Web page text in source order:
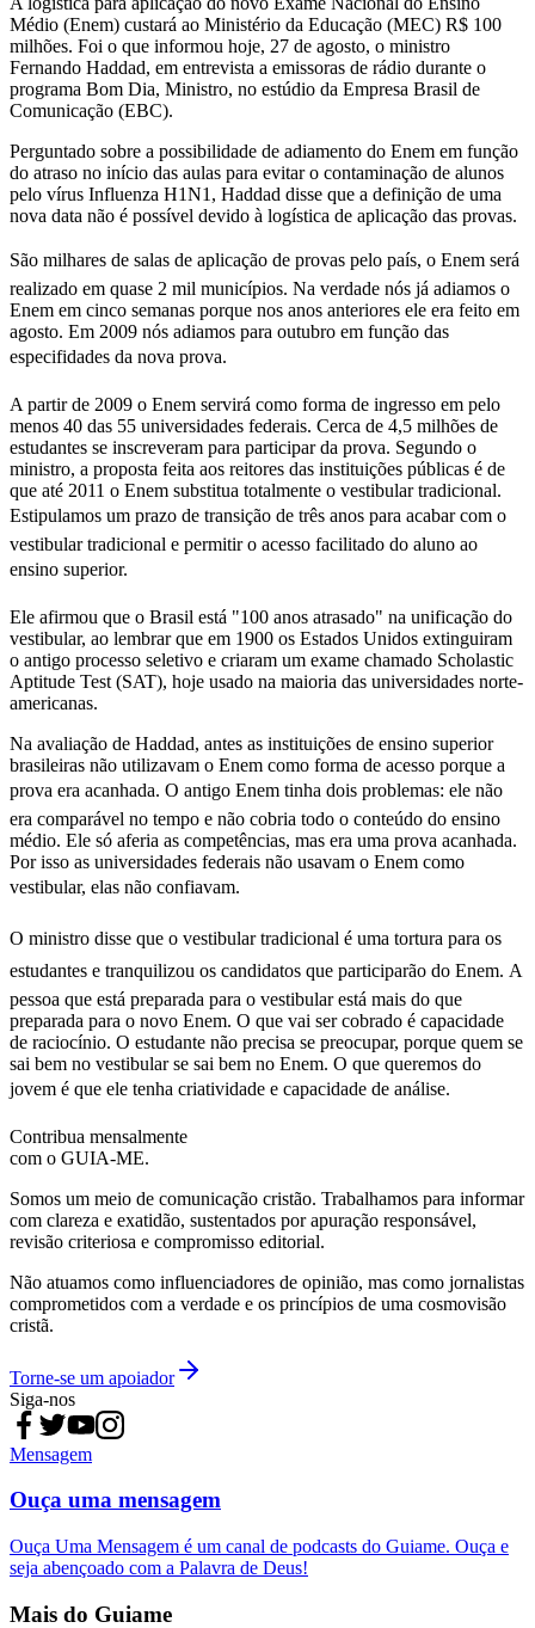
Médio (Enem) custará ao Ministério da Educação (MEC) R$ 100
milhões. Foi o que informou hoje, 27 de agosto, o ministro
Fernando Haddad, em entrevista a emissoras de rádio durante o
programa Bom Dia, Ministro, no estúdio da Empresa Brasil de
Comunicação (EBC).
Perguntado sobre a possibilidade de adiamento do Enem em função
do atraso no início das aulas para evitar o contaminação de alunos
pelo vírus Influenza H1N1, Haddad disse que a definição de uma
nova data não é possível devido à logística de aplicação das provas.
São milhares de salas de aplicação de provas pelo país, o Enem será
realizado em quase 2 mil municípios. Na verdade nós já adiamos o
Enem em cinco semanas porque nos anos anteriores ele era feito em
agosto. Em 2009 nós adiamos para outubro em função das
especifidades da nova prova.
A partir de 2009 o Enem servirá como forma de ingresso em pelo
menos 40 das 55 universidades federais. Cerca de 4,5 milhões de
estudantes se inscreveram para participar da prova. Segundo o
ministro, a proposta feita aos reitores das instituições públicas é de
que até 2011 o Enem substitua totalmente o vestibular tradicional.
Estipulamos um prazo de transição de três anos para acabar com o
vestibular tradicional e permitir o acesso facilitado do aluno ao
ensino superior.
Ele afirmou que o Brasil está "100 anos atrasado" na unificação do
vestibular, ao lembrar que em 1900 os Estados Unidos extinguiram
o antigo processo seletivo e criaram um exame chamado Scholastic
Aptitude Test (SAT), hoje usado na maioria das universidades norte-
americanas.
Na avaliação de Haddad, antes as instituições de ensino superior
brasileiras não utilizavam o Enem como forma de acesso porque a
prova era acanhada. O antigo Enem tinha dois problemas: ele não
era comparável no tempo e não cobria todo o conteúdo do ensino
médio. Ele só aferia as competências, mas era uma prova acanhada.
Por isso as universidades federais não usavam o Enem como
vestibular, elas não confiavam.
O ministro disse que o vestibular tradicional é uma tortura para os
estudantes e tranquilizou os candidatos que participarão do Enem. A
pessoa que está preparada para o vestibular está mais do que
preparada para o novo Enem. O que vai ser cobrado é capacidade
de raciocínio. O estudante não precisa se preocupar, porque quem se
sai bem no vestibular se sai bem no Enem. O que queremos do
jovem é que ele tenha criatividade e capacidade de análise.
Contribua mensalmente
com o GUIA-ME.
Somos um meio de comunicação cristão. Trabalhamos para informar
com clareza e exatidão, sustentados por apuração responsável,
revisão criteriosa e compromisso editorial.
Não atuamos como influenciadores de opinião, mas como jornalistas
comprometidos com a verdade e os princípios de uma cosmovisão
cristã.
Torne-se um apoiador
Siga-nos
Mensagem
Ouça uma mensagem
Ouça Uma Mensagem é um canal de podcasts do Guiame. Ouça e
seja abençoado com a Palavra de Deus!
Mais do Guiame